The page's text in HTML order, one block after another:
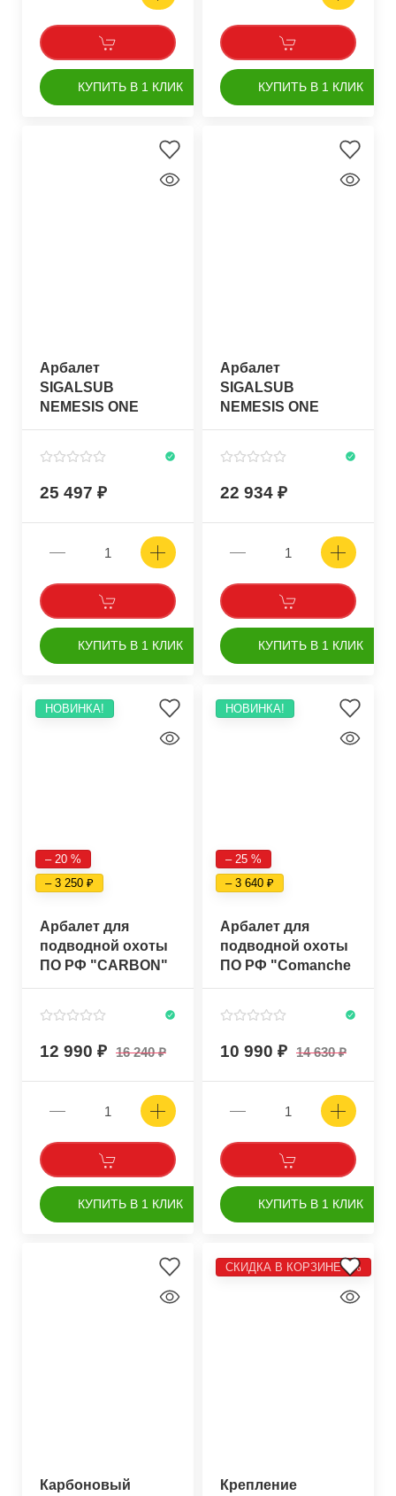
КУПИТЬ В 1 КЛИК КУПИТЬ В 1 КЛИК
Арбалет
SIGALSUB
NEMESIS ONE
BLACK, с катушкой
25 497
КУПИТЬ В 1 КЛИК
Арбалет
SIGALSUB
NEMESIS ONE
GREEN с катушкой
22 934
КУПИТЬ В 1 КЛИК
НОВИНКА!
– 20 %
– 3 250
Арбалет для
подводной охоты
ПО РФ "CARBON"
70см
12 990 16 240
КУПИТЬ В 1 КЛИК
НОВИНКА!
– 25 %
– 3 640
Арбалет для
подводной охоты
ПО РФ "Comanche
Close" 60см
10 990 14 630
КУПИТЬ В 1 КЛИК
Карбоновый
СКИДКА В КОРЗИНЕ 5%
Крепление